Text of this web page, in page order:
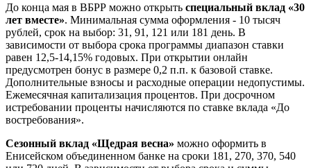
До конца мая в ВБРР можно открыть специальный вклад «30
лет вместе». Минимальная сумма оформления - 10 тысяч
рублей, срок на выбор: 31, 91, 121 или 181 день. В
зависимости от выбора срока программы диапазон ставки
равен 12,5-14,15% годовых. При открытии онлайн
предусмотрен бонус в размере 0,2 п.п. к базовой ставке.
Дополнительные взносы и расходные операции недопустимы.
Ежемесячная капитализация процентов. При досрочном
истребовании проценты начисляются по ставке вклада «До
востребования».
Сезонный вклад «Щедрая весна» можно оформить в
Енисейском объединенном банке на сроки 181, 270, 370, 540